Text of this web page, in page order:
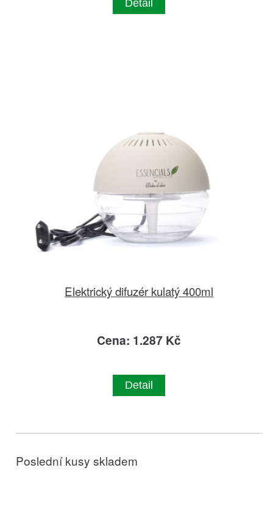
Detail
Elektrický difuzér kulatý 400ml
Cena: 1.287 Kč
Detail
Poslední kusy skladem